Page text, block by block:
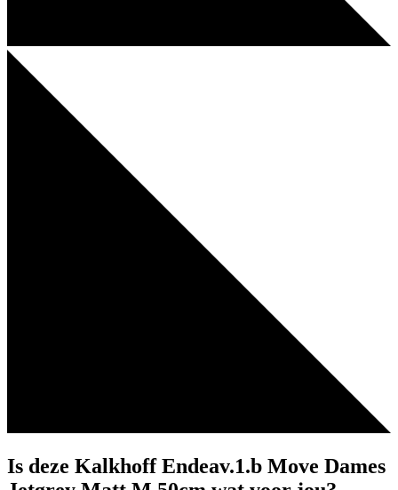
Is deze Kalkhoff Endeav.1.b Move Dames